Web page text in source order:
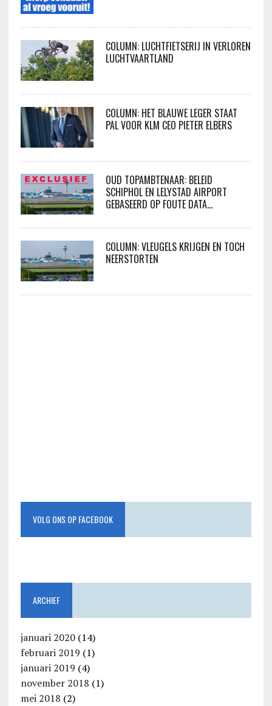
COLUMN: LUCHTFIETSERIJ IN VERLOREN
LUCHTVAARTLAND
COLUMN: HET BLAUWE LEGER STAAT
PAL VOOR KLM CEO PIETER ELBERS
OUD TOPAMBTENAAR: BELEID
SCHIPHOL EN LELYSTAD AIRPORT
GEBASEERD OP FOUTE DATA…
COLUMN: VLEUGELS KRIJGEN EN TOCH
NEERSTORTEN
VOLG ONS OP FACEBOOK
ARCHIEF
januari 2020(14)
februari 2019 (1)
januari 2019 (4)
november 2018 (1)
mei 2018 (2)